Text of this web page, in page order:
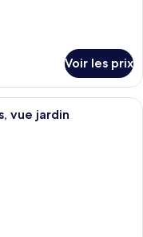
Voir les prix
extérieur abrité
vue jardin